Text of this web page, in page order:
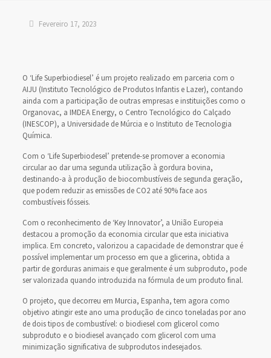
Fevereiro 17, 2023
O ‘Life Superbiodiesel’ é um projeto realizado em parceria com o
AIJU (Instituto Tecnológico de Produtos Infantis e Lazer), contando
ainda com a participação de outras empresas e instituições como o
Organovac, a IMDEA Energy, o Centro Tecnológico do Calçado
(INESCOP), a Universidade de Múrcia e o Instituto de Tecnologia
Química.
Com o ‘Life Superbiodesel’ pretende-se promover a economia
circular ao dar uma segunda utilização à gordura bovina,
destinando-a à produção de biocombustíveis de segunda geração,
que podem reduzir as emissões de CO2 até 90% face aos
combustíveis fósseis.
Com o reconhecimento de ‘Key Innovator’, a União Europeia
destacou a promoção da economia circular que esta iniciativa
implica. Em concreto, valorizou a capacidade de demonstrar que é
possível implementar um processo em que a glicerina, obtida a
partir de gorduras animais e que geralmente é um subproduto, pode
ser valorizada quando introduzida na fórmula de um produto final.
O projeto, que decorreu em Murcia, Espanha, tem agora como
objetivo atingir este ano uma produção de cinco toneladas por ano
de dois tipos de combustível: o biodiesel com glicerol como
subproduto e o biodiesel avançado com glicerol com uma
minimização significativa de subprodutos indesejados.